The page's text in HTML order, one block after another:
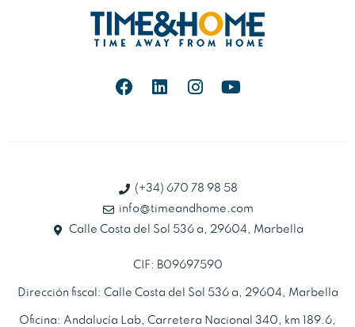
(+34) 670 78 98 58
info@timeandhome.com
Calle Costa del Sol 536 a, 29604, Marbella
CIF: B09697590
Dirección fiscal: Calle Costa del Sol 536 a, 29604, Marbella
Oficina: Andalucía Lab, Carretera Nacional 340, km 189.6,